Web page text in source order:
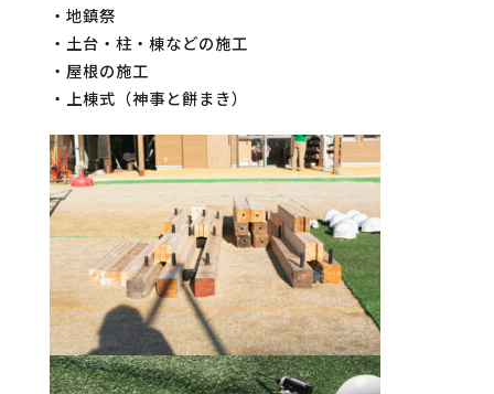
・地鎮祭
・土台・柱・棟などの施工
・屋根の施工
・上棟式（神事と餅まき）